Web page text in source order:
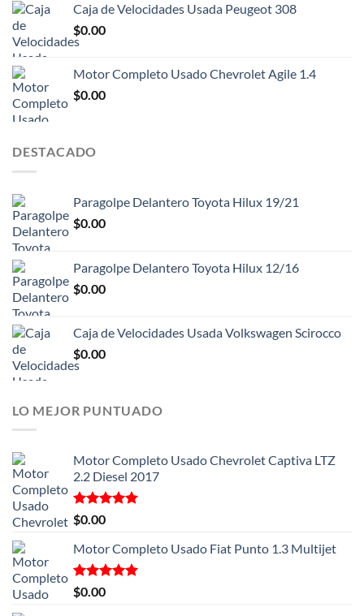
era:
es:
Caja de Velocidades Usada Peugeot 308
$0.00
Motor Completo Usado Chevrolet Agile 1.4
$0.00
DESTACADO
Paragolpe Delantero Toyota Hilux 19/21
$0.00
Paragolpe Delantero Toyota Hilux 12/16
$0.00
Caja de Velocidades Usada Volkswagen Scirocco
$0.00
LO MEJOR PUNTUADO
Motor Completo Usado Chevrolet Captiva LTZ
2.2 Diesel 2017
Valorado
con
de 5
$0.00
Motor Completo Usado Fiat Punto 1.3 Multijet
Valorado
con
$0.00